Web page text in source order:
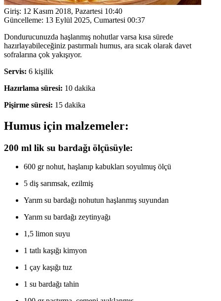
Giriş: 12 Kasım 2018, Pazartesi 10:40
Güncelleme: 13 Eylül 2025, Cumartesi 00:37
Dondurucunuzda haşlanmış nohutlar varsa kısa sürede
hazırlayabileceğiniz pastırmalı humus, ara sıcak olarak davet
sofralarına çok yakışıyor.
Servis: 6 kişilik
Hazırlama süresi: 10 dakika
Pişirme süresi: 15 dakika
Humus için malzemeler:
200 ml lik su bardağı ölçüsüyle:
600 gr nohut, haşlanıp kabukları soyulmuş ölçü
5 diş sarımsak, ezilmiş
Yarım su bardağı nohutun haşlanmış suyundan
Yarım su bardağı zeytinyağı
1,5 limon suyu
1 tatlı kaşığı kimyon
1 çay kaşığı tuz
1 su bardağı tahin